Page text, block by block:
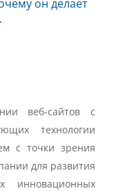
он делает
веб-сайтов с
технологии
с точки зрения
для развития